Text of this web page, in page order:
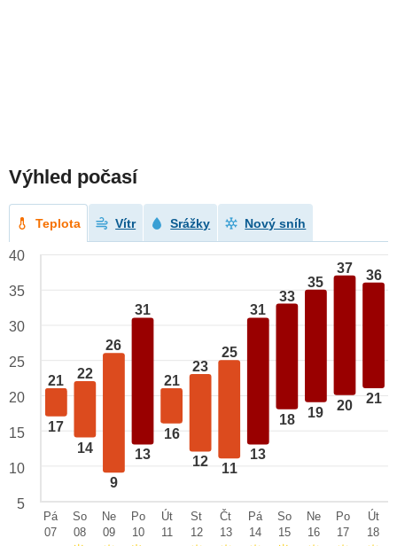
Výhled počasí
Teplota Vítr Srážky Nový sníh
21
17
22
14
26
9
31
13
21
16
23
12
25
11
31
13
33
18
35
19
37
20
36
21
40
35
30
25
20
15
10
5
Pá
07
So
08
Ne
09
Po
10
Út
11
St
12
Čt
13
Pá
14
So
15
Ne
16
Po
17
Út
18